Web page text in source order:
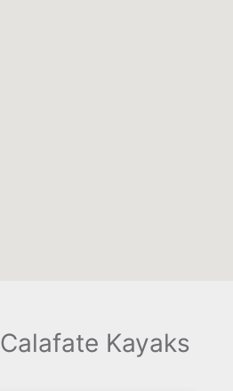
Calafate Kayaks